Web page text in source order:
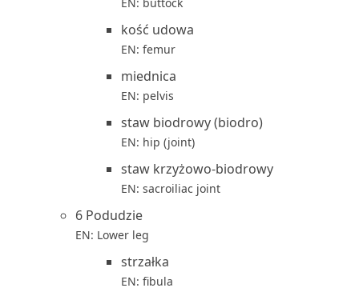
kość udowa
EN: femur
miednica
EN: pelvis
staw biodrowy (biodro)
EN: hip (joint)
staw krzyżowo-biodrowy
EN: sacroiliac joint
6 Podudzie
EN: Lower leg
strzałka
EN: fibula